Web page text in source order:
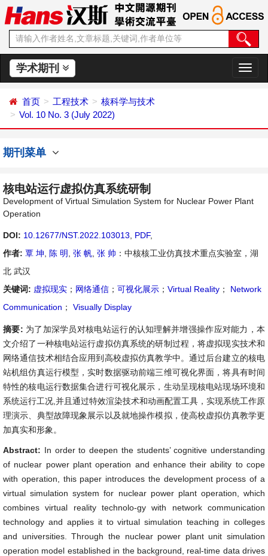
学术期刊
切
换
首页 工程技术
核科学与技术
Vol. 10 No. 3 (July 2022)
期刊菜单
核电站运行虚拟仿真系统研制
Development of Virtual Simulation System for Nuclear Power Plant
Operation
DOI: 10.12677/NST.2022.103013 PDF,
作者: 覃 坤 陈 明 张 帆 张 帅 ：中核核工业仿真技术重点实验室，湖
北 武汉
关键词: 虚拟现实 ； 网络通信 ； 可视化展示 ； Virtual Reality ；
Network
Communication ； Visually Display
摘要: 为了加深学员对核电站运行的认知理解并增强操作应对能力，本
文介绍了一种核电站运行虚拟仿真系统的研制过程，将虚拟现实技术和
网络通信技术相结合应用到高校虚拟仿真教学中。通过后台建立的核电
站机组仿真运行模型，实时数据驱动前端三维可视化界面，将具有时间
特性的核电运行数据集合进行可视化展示，生动呈现核电站现场环境和
系统运行工况,并且通过特效渲染技术和动画配置工具，实现系统工作原
理演示、典型故障现象展示以及就地操作模拟，使高校虚拟仿真教学更
加真实和形象。
Abstract: In order to deepen the students’ cognitive understanding
of nuclear power plant operation and enhance their ability to cope
with operation, this paper introduces the development process of a
virtual simulation system for nuclear power plant operation, which
combines virtual reality technolo-gy with network communication
technology and applies it to virtual simulation teaching in colleges
and universities. Through the nuclear power plant unit simulation
operation model established in the background, real-time data drives